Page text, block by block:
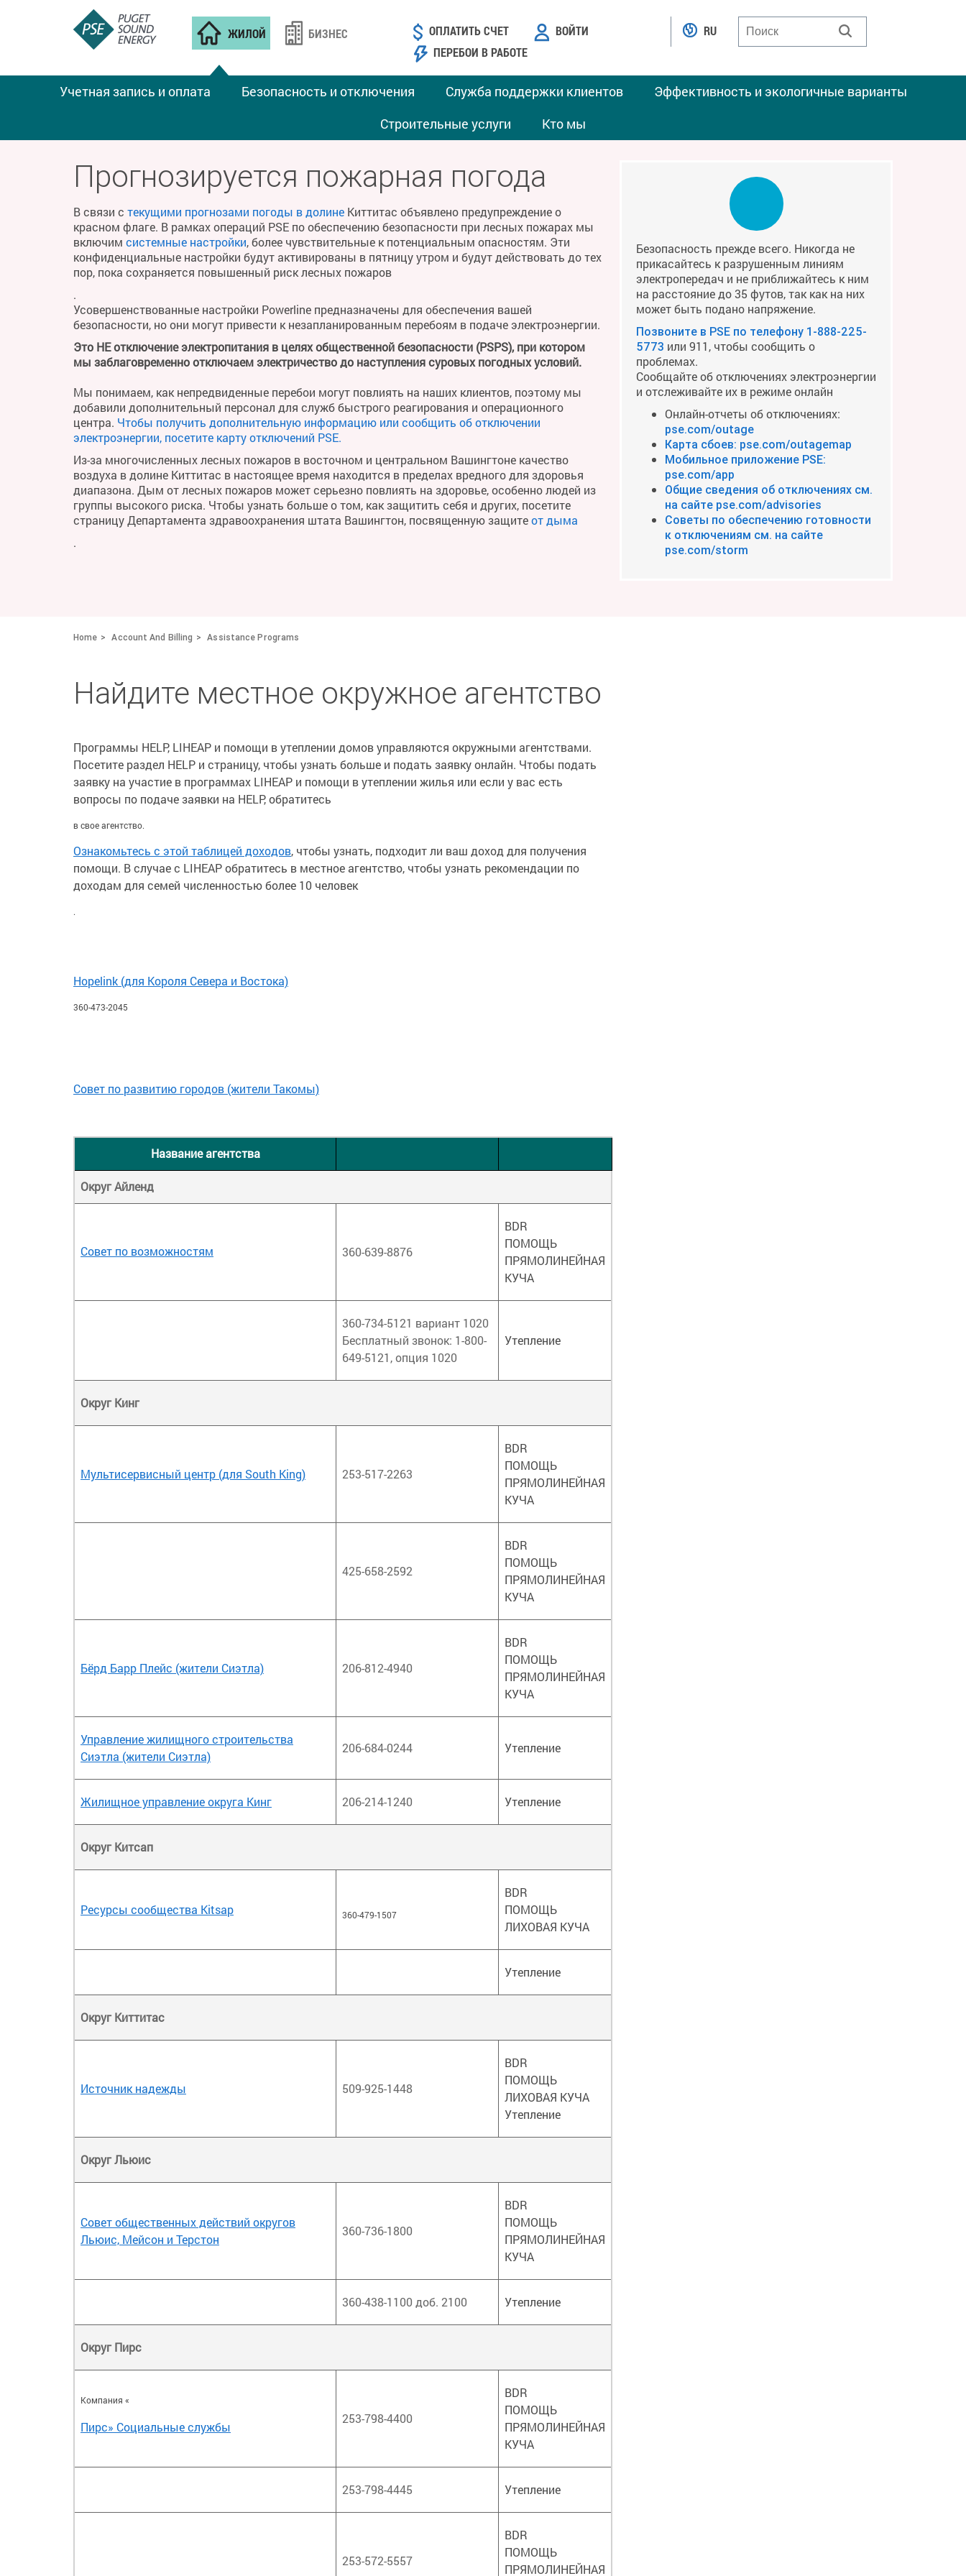
ЖИЛОЙ
Учетная запись и оплата Безопасность и отключения Служба поддержки клиентов
Эффективность и экологичные варианты
Строительные услуги
Кто мы
БИЗНЕС ОПЛАТИТЬ СЧЕТ
ВОЙТИ
ПЕРЕБОИ В РАБОТЕ
RU
Прогнозируется пожарная погода
В связи с текущими прогнозами погоды в долине Киттитас объявлено предупреждение о
красном флаге. В рамках операций PSE по обеспечению безопасности при лесных пожарах мы
включим системные настройки, более чувствительные к потенциальным опасностям. Эти
конфиденциальные настройки будут активированы в пятницу утром и будут действовать до тех
пор, пока сохраняется повышенный риск лесных пожаров
.
Усовершенствованные настройки Powerline предназначены для обеспечения вашей
безопасности, но они могут привести к незапланированным перебоям в подаче электроэнергии.
Это НЕ отключение электропитания в целях общественной безопасности (PSPS), при котором
мы заблаговременно отключаем электричество до наступления суровых погодных условий.
Мы понимаем, как непредвиденные перебои могут повлиять на наших клиентов, поэтому мы
добавили дополнительный персонал для служб быстрого реагирования и операционного
центра. Чтобы получить дополнительную информацию или сообщить об отключении
электроэнергии, посетите карту отключений PSE.
Из-за многочисленных лесных пожаров в восточном и центральном Вашингтоне качество
воздуха в долине Киттитас в настоящее время находится в пределах вредного для здоровья
диапазона. Дым от лесных пожаров может серьезно повлиять на здоровье, особенно людей из
группы высокого риска. Чтобы узнать больше о том, как защитить себя и других, посетите
страницу Департамента здравоохранения штата Вашингтон, посвященную защитеот дыма
.
Безопасность прежде всего. Никогда не
прикасайтесь к разрушенным линиям
электропередач и не приближайтесь к ним
на расстояние до 35 футов, так как на них
может быть подано напряжение.
Позвоните в PSE по телефону 1-888-225-
5773 или 911, чтобы сообщить о
проблемах.
Сообщайте об отключениях электроэнергии
и отслеживайте их в режиме онлайн
Онлайн-отчеты об отключениях:
pse.com/outage
Карта сбоев: pse.com/outagemap
Мобильное приложение PSE:
pse.com/app
Общие сведения об отключениях см.
на сайте pse.com/advisories
Советы по обеспечению готовности
к отключениям см. на сайте
pse.com/storm
Home Account And Billing Assistance Programs
Найдите местное окружное агентство
Программы HELP, LIHEAP и помощи в утеплении домов управляются окружными агентствами.
Посетите раздел HELP и страницу, чтобы узнать больше и подать заявку онлайн. Чтобы подать
заявку на участие в программах LIHEAP и помощи в утеплении жилья или если у вас есть
вопросы по подаче заявки на HELP, обратитесь
в свое агентство.
Ознакомьтесь с этой таблицей доходов, чтобы узнать, подходит ли ваш доход для получения
помощи. В случае с LIHEAP обратитесь в местное агентство, чтобы узнать рекомендации по
доходам для семей численностью более 10 человек
.
Hopelink (для Короля Севера и Востока)
360-473-2045
Совет по развитию городов (жители Такомы)
Название агентства
Округ Айленд
Совет по возможностям 360-639-8876
BDR
ПОМОЩЬ
ПРЯМОЛИНЕЙНАЯ
КУЧА
360-734-5121 вариант 1020
Бесплатный звонок: 1-800-
649-5121, опция 1020
Утепление
Округ Кинг
Мультисервисный центр (для South King) 253-517-2263
BDR
ПОМОЩЬ
ПРЯМОЛИНЕЙНАЯ
КУЧА
425-658-2592
BDR
ПОМОЩЬ
ПРЯМОЛИНЕЙНАЯ
КУЧА
Бёрд Барр Плейс (жители Сиэтла) 206-812-4940
BDR
ПОМОЩЬ
ПРЯМОЛИНЕЙНАЯ
КУЧА
Управление жилищного строительства
Сиэтла (жители Сиэтла)
206-684-0244 Утепление
Жилищное управление округа Кинг 206-214-1240 Утепление
Округ Китсап
Ресурсы сообщества Kitsap 360-479-1507
BDR
ПОМОЩЬ
ЛИХОВАЯ КУЧА
Утепление
Округ Киттитас
Источник надежды 509-925-1448
BDR
ПОМОЩЬ
ЛИХОВАЯ КУЧА
Утепление
Округ Льюис
Совет общественных действий округов
Льюис, Мейсон и Терстон
360-736-1800
BDR
ПОМОЩЬ
ПРЯМОЛИНЕЙНАЯ
КУЧА
360-438-1100 доб. 2100 Утепление
Округ Пирс
Компания «
Пирс» Социальные службы
253-798-4400
BDR
ПОМОЩЬ
ПРЯМОЛИНЕЙНАЯ
КУЧА
253-798-4445 Утепление
253-572-5557
BDR
ПОМОЩЬ
ПРЯМОЛИНЕЙНАЯ